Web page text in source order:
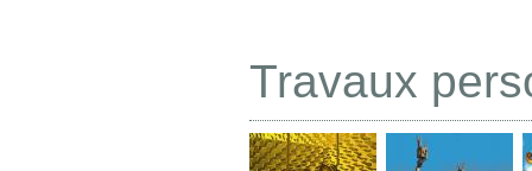
Travaux